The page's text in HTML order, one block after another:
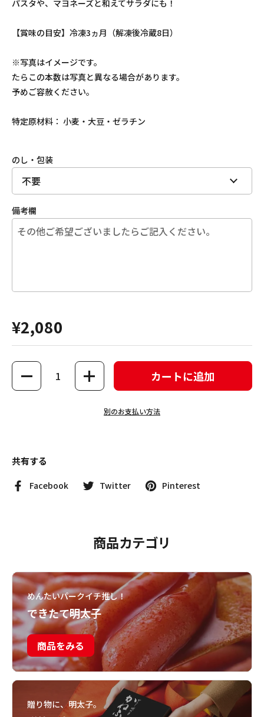
パスタや、マヨネーズと和えてサラダにも！
【賞味の目安】冷凍3ヵ月（解凍後冷蔵8日）
※写真はイメージです。
たらこの本数は写真と異なる場合があります。
予めご容赦ください。
特定原材料： 小麦・大豆・ゼラチン
のし・包装
備考欄
¥2,080
数量 カートに追加
別のお支払い方法
共有する
Facebook Twitter Pinterest
商品カテゴリ
めんたいパークイチ推し！
できたて明太子
商品をみる
贈り物に、明太子。